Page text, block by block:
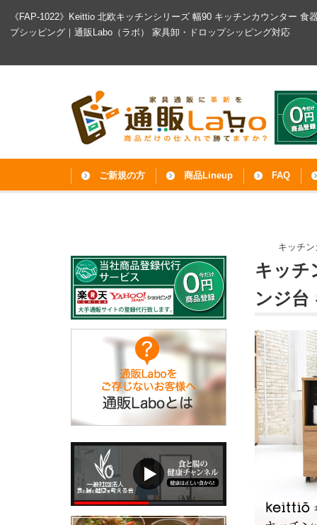
《FAP-1022》Keittio 北欧キッチンシリーズ 幅90 キッチンカウンター
プシッピング｜通販Labo（ラボ） 家具卸・ドロップシッピング対応
ご新規の方 商品Lineup FAQ
キッチ
キッチ
ンジ台